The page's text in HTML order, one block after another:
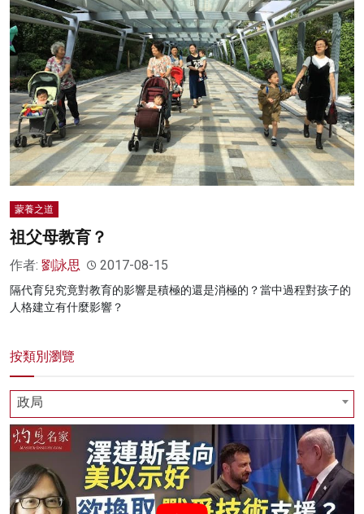
蒙養之道
祖父母教育？
作者: 劉詠思 2017-08-15
隔代育兒究竟對教育的影響是積極的還是消極的？當中過程對孩子的
人格建立有什麼影響？
按類別瀏覽
政局